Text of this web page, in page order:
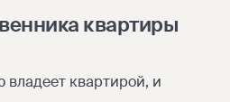
квартиры
владеет квартирой, и